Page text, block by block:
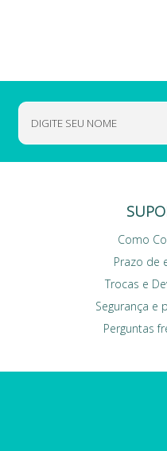
Como
Prazo de
Trocas e
Segurança e
Perguntas